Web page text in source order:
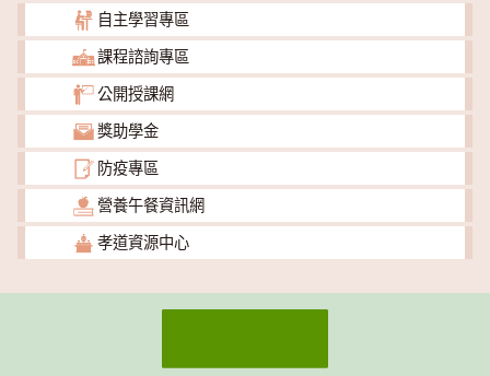
自主學習專區
課程諮詢專區
公開授課網
獎助學金
防疫專區
營養午餐資訊網
孝道資源中心